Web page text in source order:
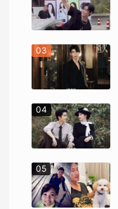
03
04
05